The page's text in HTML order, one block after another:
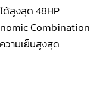
สูงสุด 48HP
Combination
วามเย็นสูงสุด